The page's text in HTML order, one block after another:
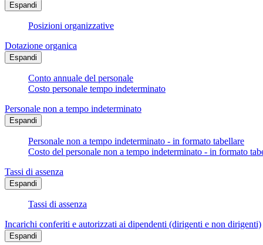
Espandi
Posizioni organizzative
Dotazione organica
Espandi
Conto annuale del personale
Costo personale tempo indeterminato
Personale non a tempo indeterminato
Espandi
Personale non a tempo indeterminato - in formato tabellare
Costo del personale non a tempo indeterminato - in formato
Tassi di assenza
Espandi
Tassi di assenza
Incarichi conferiti e autorizzati ai dipendenti (dirigenti e non dirigenti)
Espandi